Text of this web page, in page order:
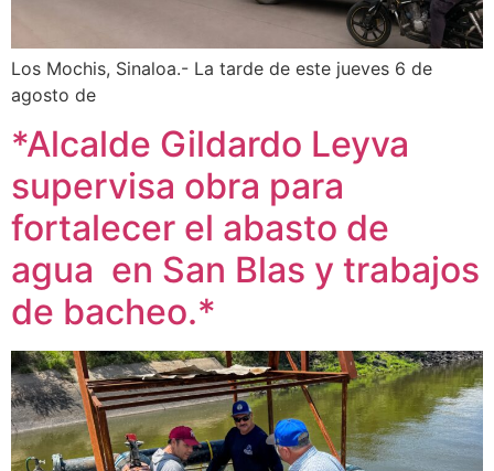
Los Mochis, Sinaloa.- La tarde de este jueves 6 de
agosto de
*Alcalde Gildardo Leyva
supervisa obra para
fortalecer el abasto de
agua en San Blas y trabajos
de bacheo.*